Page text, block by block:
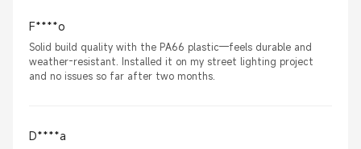
F****o
Solid build quality with the PA66 plastic—feels durable and
weather-resistant. Installed it on my street lighting project
and no issues so far after two months.
D****a